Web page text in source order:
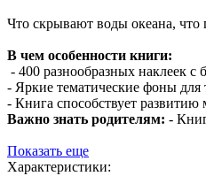
Что скрывают воды океана, что
В чем особенности книги:
- 400 разнообразных наклеек с
- Яркие тематические фоны для
- Книга способствует
Важно знать родителям: -
Показать еще
Характеристики: